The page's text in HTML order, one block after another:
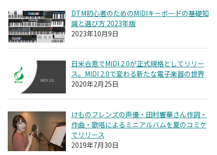
DTM初心者のためのMIDIキーボードの基礎知
識と選び方 2023年版
2023年10月9日
日米合意でMIDI 2.0が正式規格としてリリー
ス。MIDI 2.0で変わる新たな電子楽器の世界
2020年2月25日
けものフレンズの声優・田村響華さん作詞・
作曲・歌唱によるミニアルバムを夏のコミケ
でリリース
2019年7月30日